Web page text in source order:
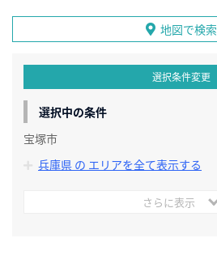
地図で検索
選択条件変更
選択中の条件
宝塚市
兵庫県 の エリアを全て表示する
さらに表示